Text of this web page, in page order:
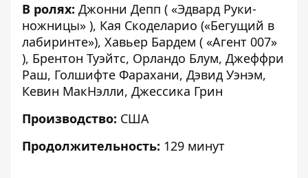
В ролях: Джонни Депп ( «Эдвард Руки-
ножницы» ), Кая Скоделарио («Бегущий в
лабиринте»), Хавьер Бардем ( «Агент 007»
), Брентон Туэйтс, Орландо Блум, Джеффри
Раш, Голшифте Фарахани, Дэвид Уэнэм,
Кевин МакНэлли, Джессика Грин
Производство: США
Продолжительность: 129 минут